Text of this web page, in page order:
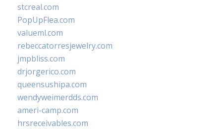
stcreal.com
PopUpFlea.com
valueml.com
rebeccatorresjewelry.com
jmpbliss.com
drjorgerico.com
queensushipa.com
wendyweimerdds.com
ameri-camp.com
hrsreceivables.com